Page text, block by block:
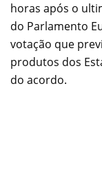
horas após o
do Parlamento
votação que
produtos dos
do acordo.